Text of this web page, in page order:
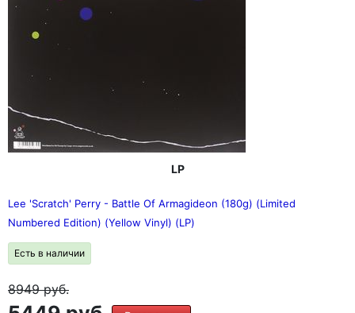
LP
Lee 'Scratch' Perry - Battle Of Armagideon (180g) (Limited
Numbered Edition) (Yellow Vinyl) (LP)
Есть в наличии
8949руб.